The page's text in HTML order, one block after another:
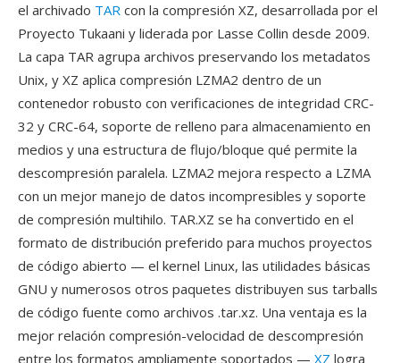
el archivado TAR con la compresión XZ, desarrollada por el
Proyecto Tukaani y liderada por Lasse Collin desde 2009.
La capa TAR agrupa archivos preservando los metadatos
Unix, y XZ aplica compresión LZMA2 dentro de un
contenedor robusto con verificaciones de integridad CRC-
32 y CRC-64, soporte de relleno para almacenamiento en
medios y una estructura de flujo/bloque qué permite la
descompresión paralela. LZMA2 mejora respecto a LZMA
con un mejor manejo de datos incompresibles y soporte
de compresión multihilo. TAR.XZ se ha convertido en el
formato de distribución preferido para muchos proyectos
de código abierto — el kernel Linux, las utilidades básicas
GNU y numerosos otros paquetes distribuyen sus tarballs
de código fuente como archivos .tar.xz. Una ventaja es la
mejor relación compresión-velocidad de descompresión
entre los formatos ampliamente soportados — XZ logra